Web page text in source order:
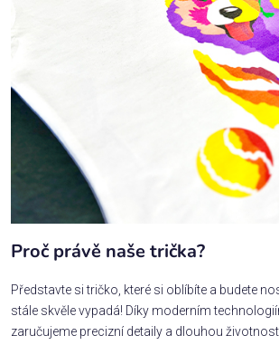
Proč právě naše trička?
Představte si tričko, které si oblíbíte a budete
stále skvěle vypadá! Díky moderním
zaručujeme precizní detaily a dlouhou